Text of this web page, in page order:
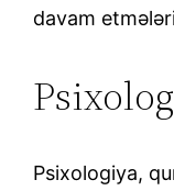
davam
Psixologiya,